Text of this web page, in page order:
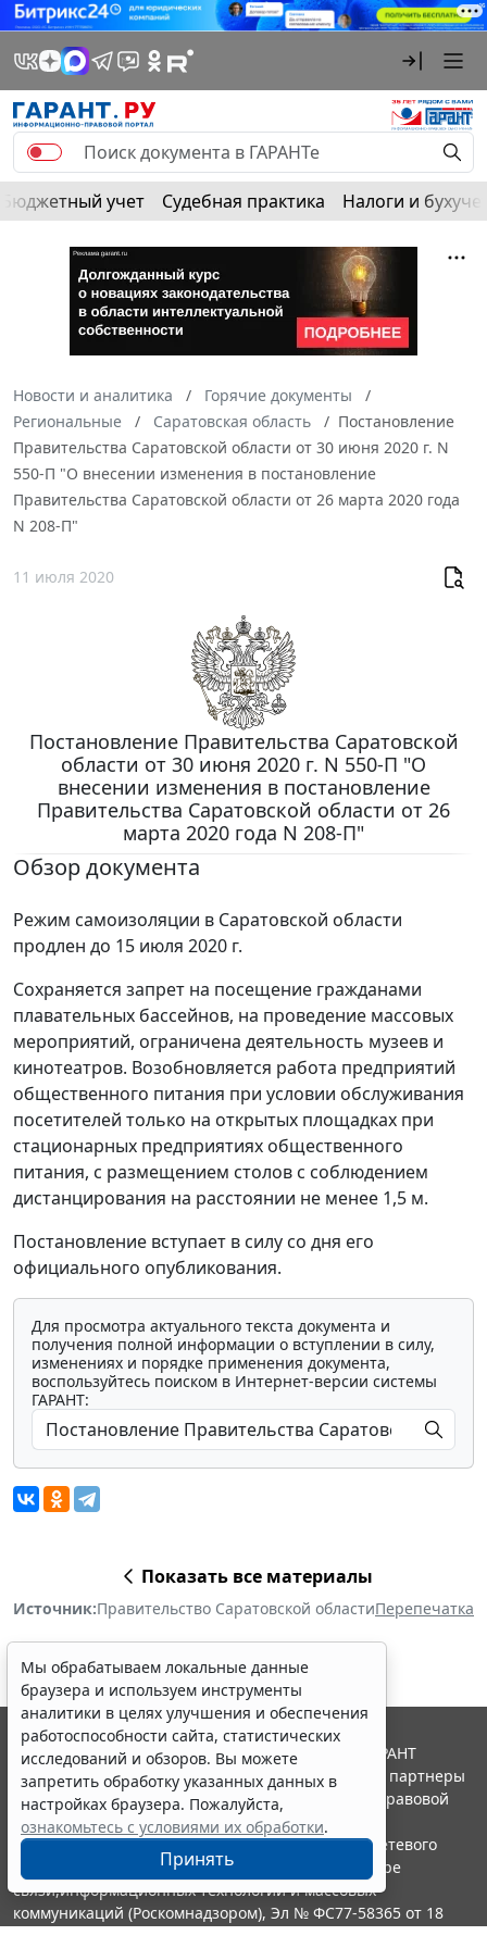
Бюджетный учет Судебная практика Налоги и
Новости и аналитика
Горячие документы
Региональные
Саратовская область
Постановление
Правительства Саратовской области от 30 июня 2020 г. N
550-П "О внесении изменения в постановление
Правительства Саратовской области от 26 марта 2020 года
N 208-П"
11 июля 2020
Постановление Правительства Саратовской
области от 30 июня 2020 г. N 550-П "О
внесении изменения в постановление
Правительства Саратовской области от 26
марта 2020 года N 208-П"
Обзор документа
Режим самоизоляции в Саратовской области
продлен до 15 июля 2020 г.
Сохраняется запрет на посещение гражданами
плавательных бассейнов, на проведение массовых
мероприятий, ограничена деятельность музеев и
кинотеатров. Возобновляется работа предприятий
общественного питания при условии обслуживания
посетителей только на открытых площадках при
стационарных предприятиях общественного
питания, с размещением столов с соблюдением
дистанцирования на расстоянии не менее 1,5 м.
Постановление вступает в силу со дня его
официального опубликования.
Для просмотра актуального текста документа и
получения полной информации о вступлении в силу,
изменениях и порядке применения документа,
воспользуйтесь поиском в Интернет-версии системы
ГАРАНТ:
Показать все материалы
Источник:Правительство Саратовской областиПерепечатка
Мы обрабатываем локальные данные
браузера и используем инструменты
аналитики в целях улучшения и обеспечения
работоспособности сайта, статистических
исследований и обзоров. Вы можете
запретить обработку указанных данных в
настройках браузера. Пожалуйста,
ознакомьтесь с условиями их обработки.
Принять
© ООО "НПП "ГАРАНТ-СЕРВИС", 2026. Система ГАРАНТ
выпускается с 1990 года. Компания "Гарант" и ее партнеры
являются участниками Российской ассоциации правовой
информации ГАРАНТ.
Портал ГАРАНТ.РУ зарегистрирован в качестве сетевого
издания Федеральной службой по надзору в сфере
связи,информационных технологий и массовых
коммуникаций (Роскомнадзором), Эл № ФС77-58365 от 18